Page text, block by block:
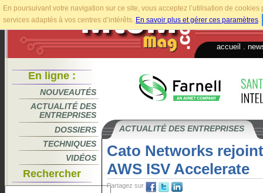
En poursuivant votre navigation sur ce site, vous acceptez l’utilisation de
services adaptés à vos centres d’intérêts. En savoir plus et gérer ces paramètres.
accueil
En ligne :
NOUVEAUTÉS
ACTUALITÉ DES
ENTREPRISES
DOSSIERS
TECHNIQUES
VIDÉOS
Rechercher
ACTUALITÉ DES ENTREPRISES
Cato Networks
AWS ISV Accelerate
Partagez sur